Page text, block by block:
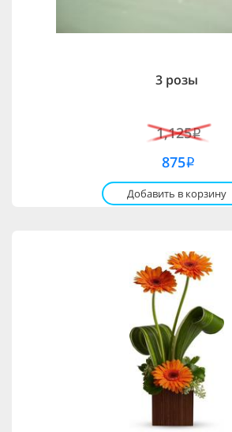
3 розы
1,125i
875i
Добавить в корзину